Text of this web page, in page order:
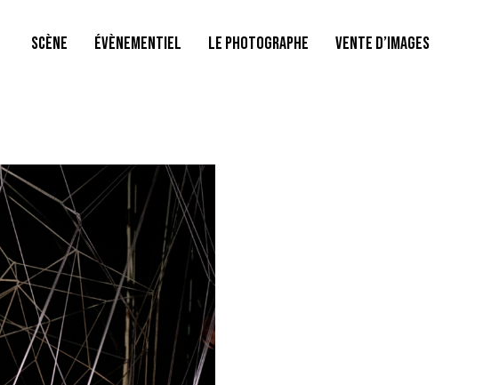
SCÈNE ÉVÈNEMENTIEL LE PHOTOGRAPHE VENTE D’IMAGES